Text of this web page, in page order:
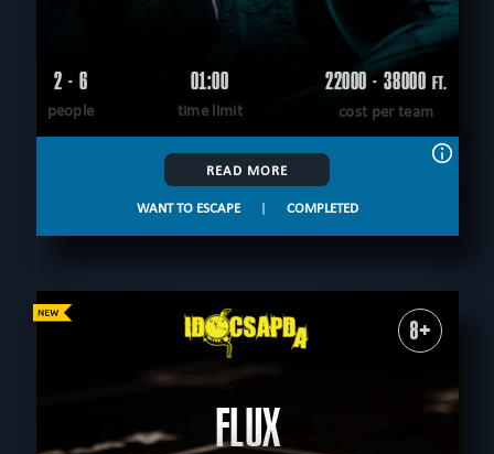
2 - 6
people
01:00
time limit
22000 - 38000 FT.
cost per team
READ MORE
WANT TO ESCAPE | COMPLETED
8+
FLUX